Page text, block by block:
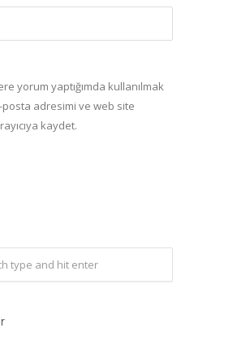
yorum yaptığımda kullanılmak
posta adresimi ve web site
kaydet.